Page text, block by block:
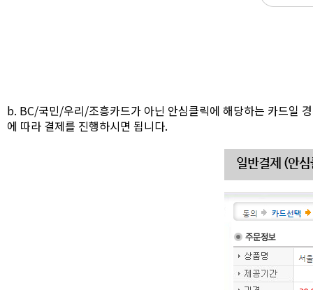
b. BC/국민/우리/조흥카드가 아닌 안심클릭에 해당하는 카드일
에 따라 결제를 진행하시면 됩니다.